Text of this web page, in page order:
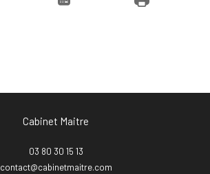
Cabinet Maitre
03 80 30 15 13
contact@cabinetmaitre.com